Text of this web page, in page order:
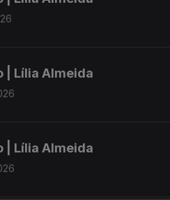
| Lília Almeida
| Lília Almeida